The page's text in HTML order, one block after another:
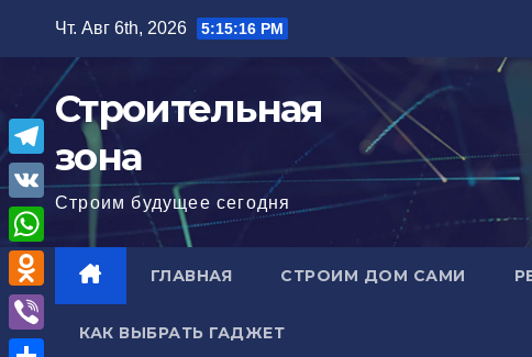
содержимому
Чт. Авг 6th, 2026 5:15:17 PM
Строительная
зона
Строим будущее сегодня
ГЛАВНАЯ СТРОИМ ДОМ САМИ
КАК ВЫБРАТЬ ГАДЖЕТ
T
e
l
e
g
r
V
K
W
h
a
O
d
V